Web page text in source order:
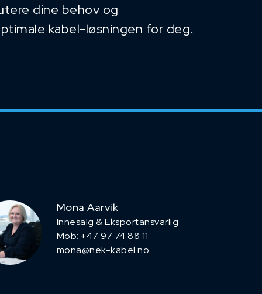
dine behov og
kabel-løsningen for deg.
Mona Aarvik
Innesalg & Eksportansvarlig
Mob: +47 97 74 88 11
mona@nek-kabel.no